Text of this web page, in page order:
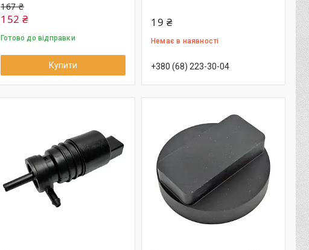
167 ₴
152 ₴
Готово до відправки
Купити
19 ₴
Немає в наявності
+380 (68) 223-30-04